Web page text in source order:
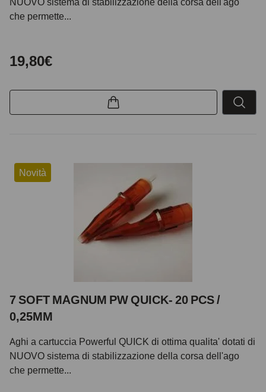
che permette...
19,80€
Novità
7 SOFT MAGNUM PW QUICK- 20 PCS /
0,25MM
Aghi a cartuccia Powerful QUICK di ottima qualita' dotati di
NUOVO sistema di stabilizzazione della corsa dell'ago
che permette...